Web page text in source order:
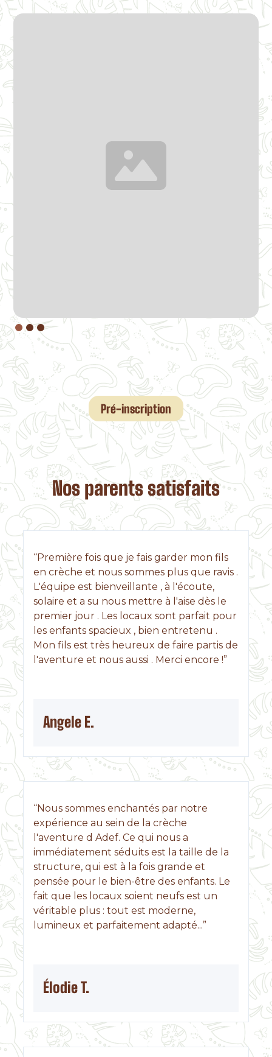
Pré-inscription
Nos parents satisfaits
“Première fois que je fais garder mon fils
en crèche et nous sommes plus que ravis .
L'équipe est bienveillante , à l'écoute,
solaire et a su nous mettre à l'aise dès le
premier jour . Les locaux sont parfait pour
les enfants spacieux , bien entretenu .
Mon fils est très heureux de faire partis de
l'aventure et nous aussi . Merci encore !”
Angele E.
“Nous sommes enchantés par notre
expérience au sein de la crèche
l'aventure d Adef. Ce qui nous a
immédiatement séduits est la taille de la
structure, qui est à la fois grande et
pensée pour le bien-être des enfants. Le
fait que les locaux soient neufs est un
véritable plus : tout est moderne,
lumineux et parfaitement adapté...”
Élodie T.